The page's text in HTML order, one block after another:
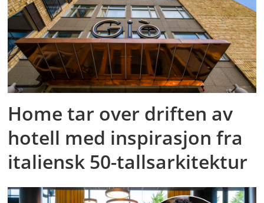
Home tar over driften av
hotell med inspirasjon fra
italiensk 50-tallsarkitektur